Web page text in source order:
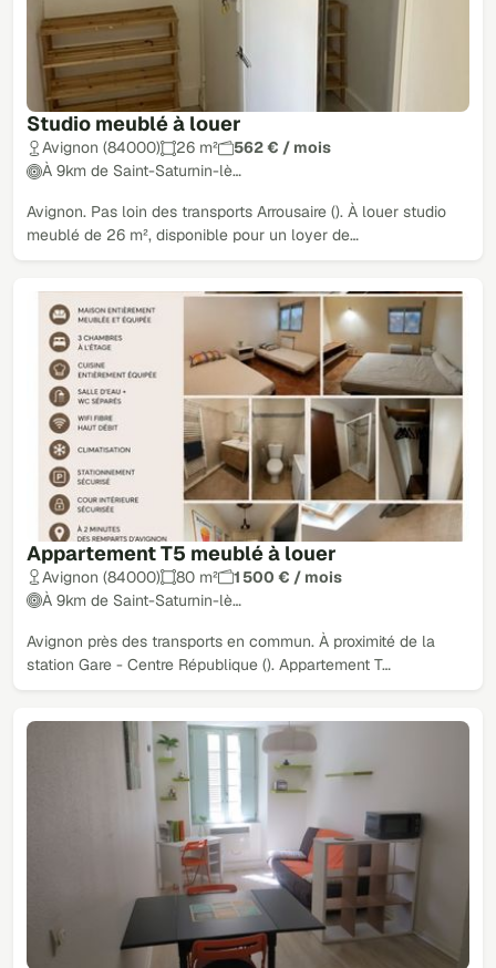
Studio meublé à louer
Avignon (84000) 26 m²
562 € / mois
À 9km de Saint-Saturnin-lè…
Avignon. Pas loin des transports Arrousaire (). À louer studio
meublé de 26 m², disponible pour un loyer de…
Appartement T5 meublé à louer
Avignon (84000) 80 m²
1 500 € / mois
À 9km de Saint-Saturnin-lè…
Avignon près des transports en commun. À proximité de la
station Gare - Centre République (). Appartement T…